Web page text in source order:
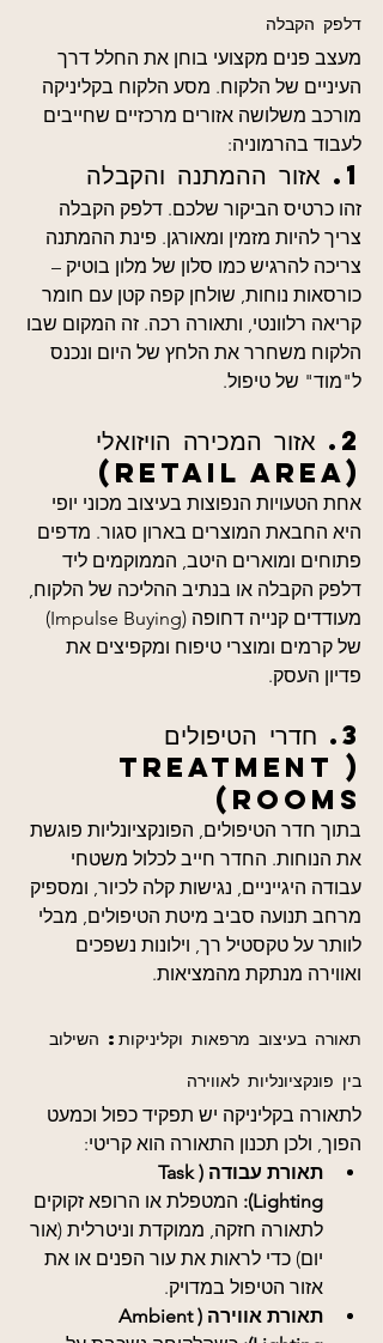
דלפק הקבלה
מעצב פנים מקצועי בוחן את החלל דרך
העיניים של הלקוח. מסע הלקוח בקליניקה
מורכב משלושה אזורים מרכזיים שחייבים
לעבוד בהרמוניה:
1. אזור ההמתנה והקבלה
זהו כרטיס הביקור שלכם. דלפק הקבלה
צריך להיות מזמין ומאורגן. פינת ההמתנה
צריכה להרגיש כמו סלון של מלון בוטיק –
כורסאות נוחות, שולחן קפה קטן עם חומר
קריאה רלוונטי, ותאורה רכה. זה המקום שבו
הלקוח משחרר את הלחץ של היום ונכנס
ל"מוד" של טיפול.
2. אזור המכירה הויזואלי
(Retail Area)
אחת הטעויות הנפוצות בעיצוב מכוני יופי
היא החבאת המוצרים בארון סגור. מדפים
פתוחים ומוארים היטב, הממוקמים ליד
דלפק הקבלה או בנתיב ההליכה של הלקוח,
מעודדים קנייה דחופה (Impulse Buying)
של קרמים ומוצרי טיפוח ומקפיצים את
פדיון העסק.
3. חדרי הטיפולים
(Treatment
Rooms)
בתוך חדר הטיפולים, הפונקציונליות פוגשת
את הנוחות. החדר חייב לכלול משטחי
עבודה היגייניים, נגישות קלה לכיור, ומספיק
מרחב תנועה סביב מיטת הטיפולים, מבלי
לוותר על טקסטיל רך, וילונות נשפכים
ואווירה מנתקת מהמציאות.
תאורה בעיצוב מרפאות וקליניקות: השילוב
בין פונקציונליות לאווירה
לתאורה בקליניקה יש תפקיד כפול וכמעט
הפוך, ולכן תכנון התאורה הוא קריטי:
תאורת עבודה (Task
Lighting):
המטפלת או הרופא זקוקים
לתאורה חזקה, ממוקדת וניטרלית (אור
יום) כדי לראות את עור הפנים או את
אזור הטיפול במדויק.
תאורת אווירה (Ambient